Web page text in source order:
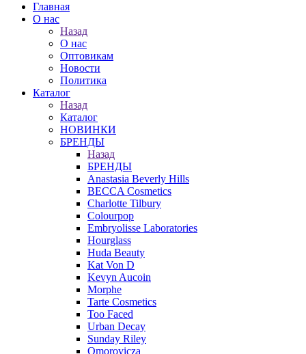
Главная
О нас
Назад
О нас
Оптовикам
Новости
Политика
Каталог
Назад
Каталог
НОВИНКИ
БРЕНДЫ
Назад
БРЕНДЫ
Anastasia Beverly Hills
BECCA Cosmetics
Charlotte Tilbury
Colourpop
Embryolisse Laboratories
Hourglass
Huda Beauty
Kat Von D
Kevyn Aucoin
Morphe
Tarte Cosmetics
Too Faced
Urban Decay
Sunday Riley
Omorovicza